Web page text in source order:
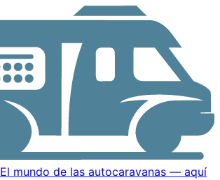
El mundo de las autocaravanas — aquí